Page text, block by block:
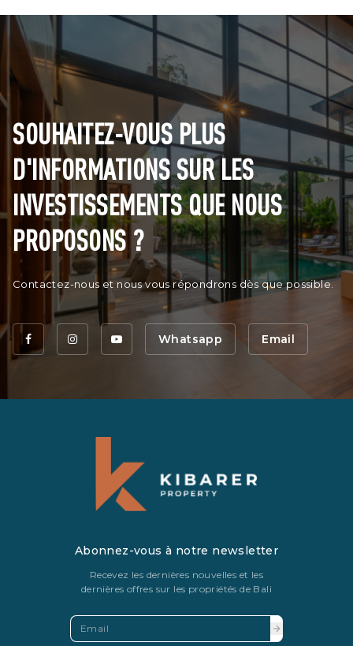
SOUHAITEZ-VOUS PLUS
D'INFORMATIONS SUR LES
INVESTISSEMENTS QUE NOUS
PROPOSONS ?
Contactez-nous et nous vous répondrons dès que possible.
Whatsapp Email
Abonnez-vous à notre newsletter
Recevez les dernières nouvelles et les
dernières offres sur les propriétés de Bali